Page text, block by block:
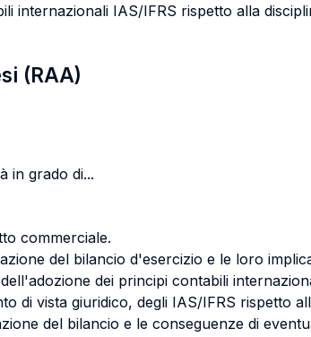
internazionali IAS/IFRS rispetto alla
(RAA)
in grado di...
commerciale.
del bilancio d'esercizio e le loro
dei principi contabili
di vista giuridico, degli IAS/IFRS rispetto
del bilancio e le conseguenze di